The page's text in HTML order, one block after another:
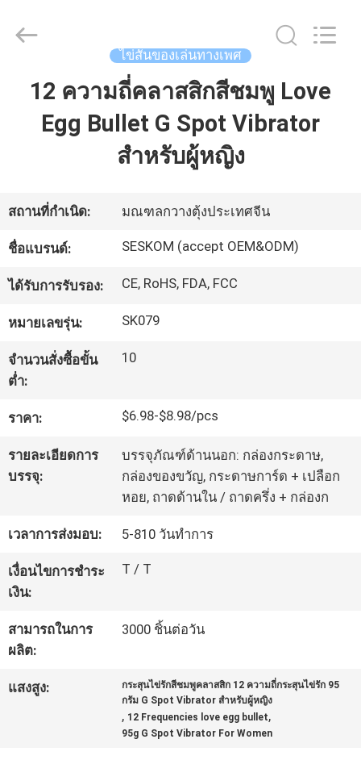
บ้าน
แสดง
VR
เรา
โรงงาน
ควบคุม
คุณภาพ
ติดต่อ
SHENZHEN
SESKOM
ไข่สั่นของเล่นทางเพศ
12 ความถี่คลาสสิกสีชมพู Love
Egg Bullet G Spot Vibrator
สำหรับผู้หญิง
สถานที่กำเนิด: มณฑลกวางตุ้งประเทศจีน
ชื่อแบรนด์: SESKOM (accept OEM&ODM)
ได้รับการรับรอง: CE, RoHS, FDA, FCC
หมายเลขรุ่น: SK079
จำนวนสั่งซื้อขั้น
ต่ำ:
10
ราคา: $6.98-$8.98/pcs
รายละเอียดการ
บรรจุ:
บรรจุภัณฑ์ด้านนอก: กล่องกระดาษ,
กล่องของขวัญ, กระดาษการ์ด + เปลือก
หอย, ถาดด้านใน / ถาดครึ่ง + กล่องก
เวลาการส่งมอบ: 5-810 วันทำการ
เงื่อนไขการชำระ
เงิน:
T / T
สามารถในการ
ผลิต:
3000 ชิ้นต่อวัน
แสงสูง:
กระสุนไข่รักสีชมพูคลาสสิก 12 ความถี่กระสุนไข่รัก 95
กรัม G Spot Vibrator สำหรับผู้หญิง
, 12 Frequencies love egg bullet,
95g G Spot Vibrator For Women